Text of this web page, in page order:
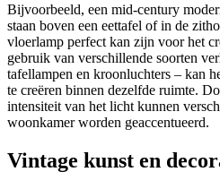
Bijvoorbeeld, een mid-century
staan boven een eettafel of in de
vloerlamp perfect kan zijn voor het
gebruik van verschillende soorten
tafellampen en kroonluchters – kan
te creëren binnen dezelfde ruimte.
intensiteit van het licht kunnen
woonkamer worden geaccentueerd.
Vintage kunst en